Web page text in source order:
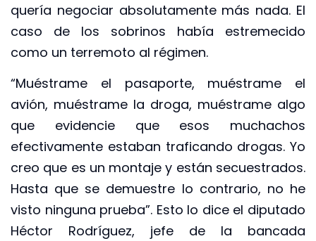
quería negociar absolutamente más nada. El
caso de los sobrinos había estremecido
como un terremoto al régimen.
“Muéstrame el pasaporte, muéstrame el
avión, muéstrame la droga, muéstrame algo
que evidencie que esos muchachos
efectivamente estaban traficando drogas. Yo
creo que es un montaje y están secuestrados.
Hasta que se demuestre lo contrario, no he
visto ninguna prueba”. Esto lo dice el diputado
Héctor Rodríguez, jefe de la bancada